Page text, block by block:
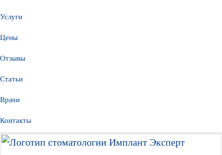
Услуги
Цены
Отзывы
Статьи
Врачи
Контакты